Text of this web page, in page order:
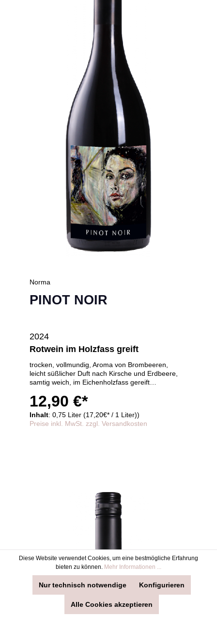
Norma
PINOT NOIR
2024
Rotwein im Holzfass greift
trocken, vollmundig, Aroma von Brombeeren,
leicht süßlicher Duft nach Kirsche und Erdbeere,
samtig weich, im Eichenholzfass gereift
12,90 €*
Inhalt: 0,75 Liter (17,20€* / 1 Liter))
Preise inkl. MwSt. zzgl. Versandkosten
Diese Website verwendet Cookies, um eine bestmögliche Erfahrung
bieten zu können. Mehr Informationen ...
Nur technisch notwendige Konfigurieren
Alle Cookies akzeptieren